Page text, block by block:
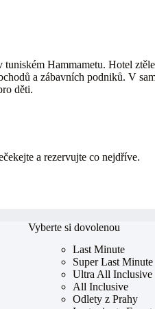
Hammametu. Hotel
a zábavních podniků. V
děti.
a rezervujte co nejdříve.
Vyberte si dovolenou
Last Minute
Super Last Minute
Ultra All Inclusive
All Inclusive
Odlety z Prahy